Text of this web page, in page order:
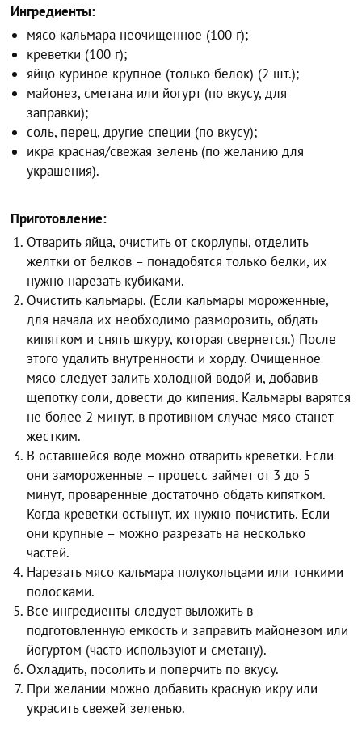
Ингредиенты:
мясо кальмара неочищенное (100 г);
креветки (100 г);
яйцо куриное крупное (только белок) (2 шт.);
майонез, сметана или йогурт (по вкусу, для
заправки);
соль, перец, другие специи (по вкусу);
икра красная/свежая зелень (по желанию для
украшения).
Приготовление:
Отварить яйца, очистить от скорлупы, отделить
желтки от белков – понадобятся только белки, их
нужно нарезать кубиками.
Очистить кальмары. (Если кальмары мороженные,
для начала их необходимо разморозить, обдать
кипятком и снять шкуру, которая свернется.) После
этого удалить внутренности и хорду. Очищенное
мясо следует залить холодной водой и, добавив
щепотку соли, довести до кипения. Кальмары варятся
не более 2 минут, в противном случае мясо станет
жестким.
В оставшейся воде можно отварить креветки. Если
они замороженные – процесс займет от 3 до 5
минут, проваренные достаточно обдать кипятком.
Когда креветки остынут, их нужно почистить. Если
они крупные – можно разрезать на несколько
частей.
Нарезать мясо кальмара полукольцами или тонкими
полосками.
Все ингредиенты следует выложить в
подготовленную емкость и заправить майонезом или
йогуртом (часто используют и сметану).
Охладить, посолить и поперчить по вкусу.
При желании можно добавить красную икру или
украсить свежей зеленью.